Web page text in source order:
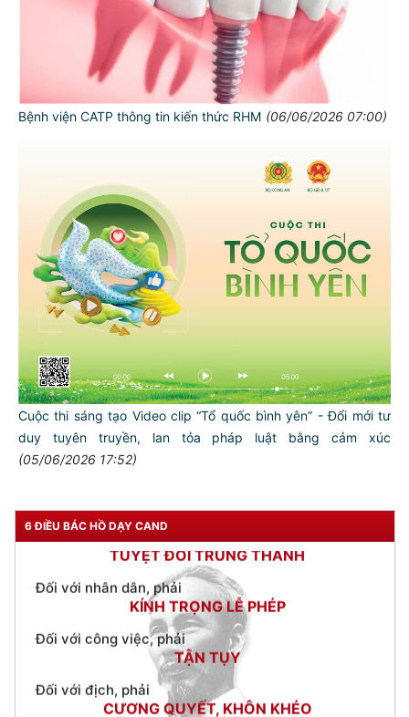
Bệnh viện CATP thông tin kiến thức RHM (06/06/2026 07:00)
Cuộc thi sáng tạo Video clip “Tổ quốc bình yên” - Đổi mới tư
duy tuyên truyền, lan tỏa pháp luật bằng cảm xúc
(05/06/2026 17:52)
6 ĐIỀU BÁC HỒ DẠY CAND
TƯ CÁCH
NGƯỜI CÔNG AN CÁCH MỆNH LÀ:
Đối với tự mình, phải
CẦN, KIỆM, LIÊM, CHÍNH
Đối với đồng sự, phải
THÂN ÁI GIÚP ĐỠ
Đối với nhân dân, phải
KÍNH TRỌNG LỄ PHÉP
Đối với công việc, phải
TẬN TỤY
Đối với địch, phải
CƯƠNG QUYẾT, KHÔN KHÉO
Trích thư Chủ tịch Hồ Chí Minh
gửi Công an Khu XII,